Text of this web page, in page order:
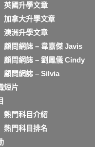
英國升學文章
加拿大升學文章
澳洲升學文章
顧問網誌 – 韋嘉傑 Javis
顧問網誌 – 劉鳳儀 Cindy
顧問網誌 – Silvia
短片
熱門科目介紹
熱門科目排名